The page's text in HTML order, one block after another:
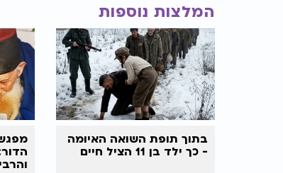
המלצות נוספות
בתוך תופת השואה האיומה
- כך ילד בן 11 הציל חיים